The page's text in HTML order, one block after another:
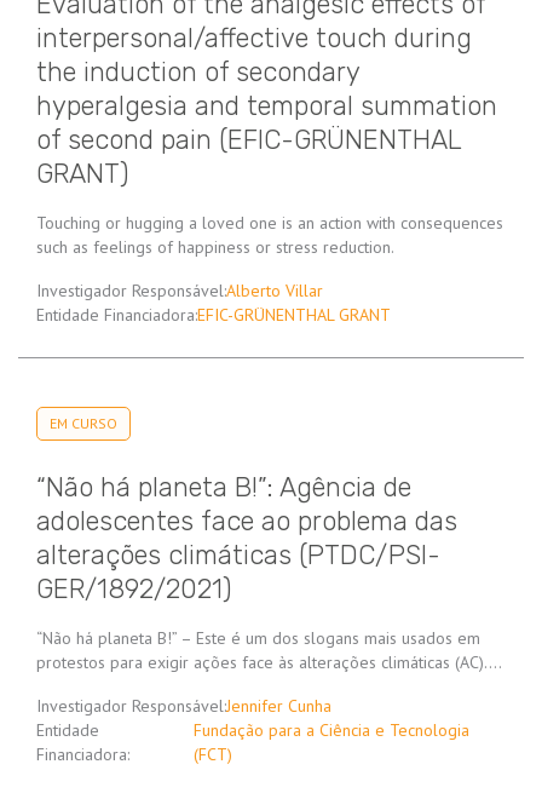
interpersonal/affective touch during
the induction of secondary
hyperalgesia and temporal summation
of second pain (EFIC-GRÜNENTHAL
GRANT)
Touching or hugging a loved one is an action with consequences
such as feelings of happiness or stress reduction.
Investigador Responsável:Alberto Villar
Entidade Financiadora:EFIC-GRÜNENTHAL GRANT
EM CURSO
“Não há planeta B!”: Agência de
adolescentes face ao problema das
alterações climáticas (PTDC/PSI-
GER/1892/2021)
“Não há planeta B!” – Este é um dos slogans mais usados em
protestos para exigir ações face às alterações climáticas (AC).…
Investigador Responsável:Jennifer Cunha
Entidade
Financiadora:
Fundação para a Ciência e Tecnologia
(FCT)